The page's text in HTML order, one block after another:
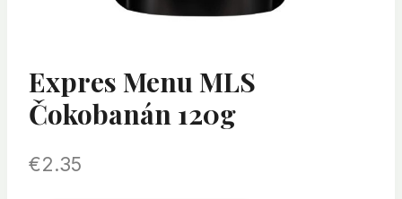
Expres Menu MLS
Čokobanán 120g
€2.35